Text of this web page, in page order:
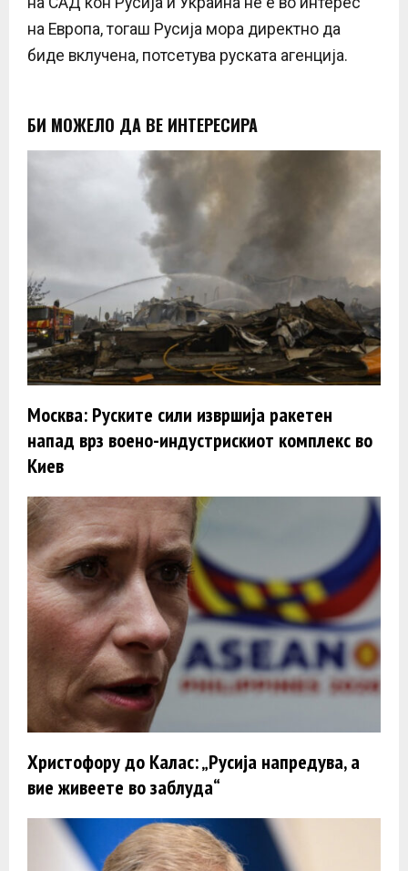
на Европа, тогаш Русија мора директно да
биде вклучена, потсетува руската агенција.
БИ МОЖЕЛО ДА ВЕ ИНТЕРЕСИРА
Москва: Руските сили извршија ракетен
напад врз воено-индустрискиот комплекс во
Киев
Христофору до Калас: „Русија напредува, а
вие живеете во заблуда“